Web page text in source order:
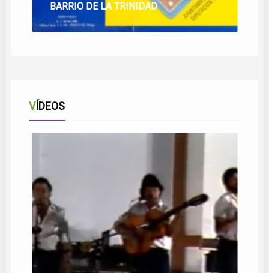
BARRIO DE LA TRINIDAD
VÍDEOS